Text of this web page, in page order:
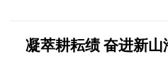
凝萃耕耘绩 奋进新